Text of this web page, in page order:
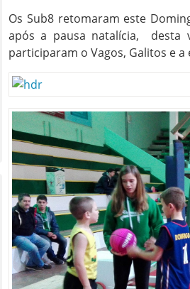
Os Sub8 retomaram este
após a pausa natalícia, desta
participaram o Vagos, Galitos e